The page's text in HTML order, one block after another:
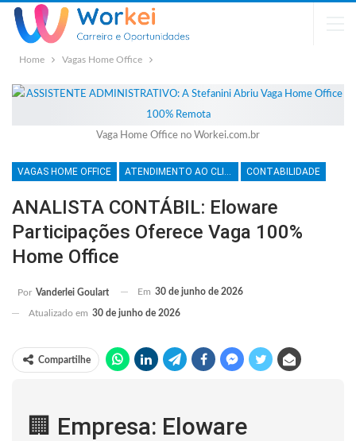
Home Vagas Home Office
Vaga Home Office no Workei.com.br
VAGAS HOME OFFICE ATENDIMENTO AO CLIENTE CONTABILIDADE
ANALISTA CONTÁBIL: Eloware
Participações Oferece Vaga 100%
Home Office
Por Vanderlei Goulart Em 30 de junho de 2026
Atualizado em 30 de junho de 2026
Compartilhe
🏢 Empresa: Eloware